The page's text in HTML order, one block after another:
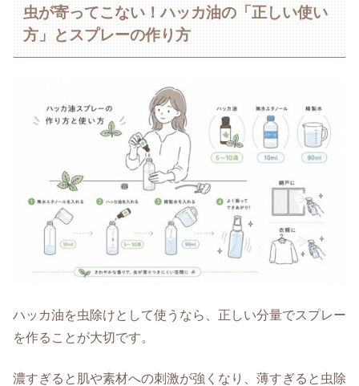
虫が寄ってこない！ハッカ油の「正しい使い
方」とスプレーの作り方
ハッカ油を虫除けとして使うなら、正しい分量でスプレー
を作ることが大切です。
濃すぎると肌や素材への刺激が強くなり、薄すぎると虫除